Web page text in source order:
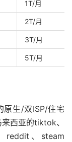
1T/月
2T/月
3T/月
5T/月
原生/双ISP/住宅
西亚的tiktok、
reddit、steam